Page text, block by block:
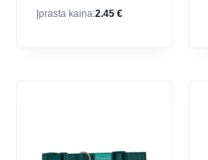
Įprasta kaina:2.45 €